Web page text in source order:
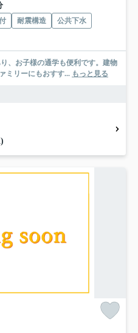
耐震構造
公共下水
、お子様の通学も便利です。建物
ミリーにもおすす... もっと見る